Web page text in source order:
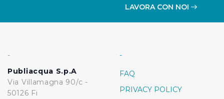
LAVORA CON NOI
-
Publiacqua S.p.A
Via Villamagna 90/c -
50126 Fi
-
FAQ
PRIVACY POLICY